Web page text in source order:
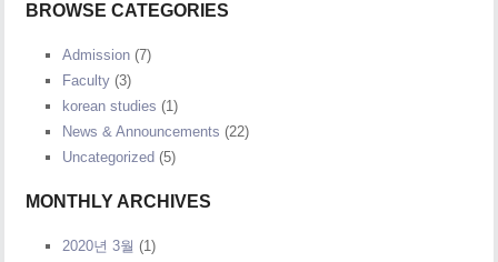
BROWSE CATEGORIES
Admission (7)
Faculty (3)
korean studies (1)
News & Announcements (22)
Uncategorized (5)
MONTHLY ARCHIVES
2020년 3월 (1)